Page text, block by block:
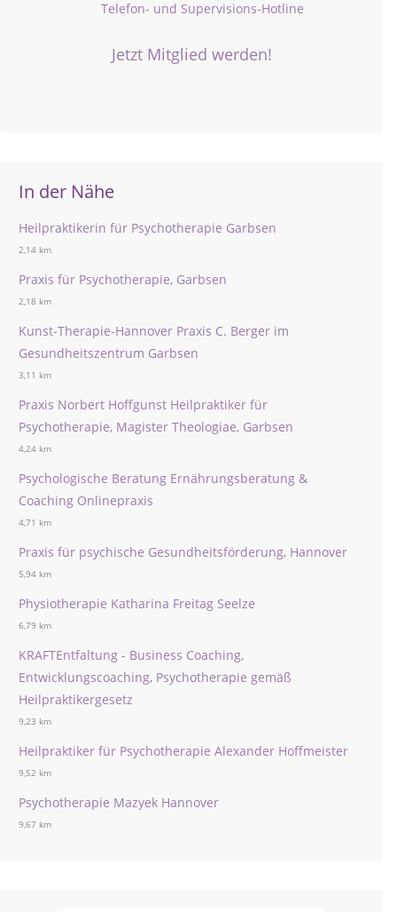
Telefon- und Supervisions-Hotline
Jetzt Mitglied werden!
In der Nähe
Heilpraktikerin für Psychotherapie Garbsen
2,14 km
Praxis für Psychotherapie, Garbsen
2,18 km
Kunst-Therapie-Hannover Praxis C. Berger im
Gesundheitszentrum Garbsen
3,11 km
Praxis Norbert Hoffgunst Heilpraktiker für
Psychotherapie, Magister Theologiae, Garbsen
4,24 km
Psychologische Beratung Ernährungsberatung &
Coaching Onlinepraxis
4,71 km
Praxis für psychische Gesundheitsförderung, Hannover
5,94 km
Physiotherapie Katharina Freitag Seelze
6,79 km
KRAFTEntfaltung - Business Coaching,
Entwicklungscoaching, Psychotherapie gemäß
Heilpraktikergesetz
9,23 km
Heilpraktiker für Psychotherapie Alexander Hoffmeister
9,52 km
Psychotherapie Mazyek Hannover
9,67 km